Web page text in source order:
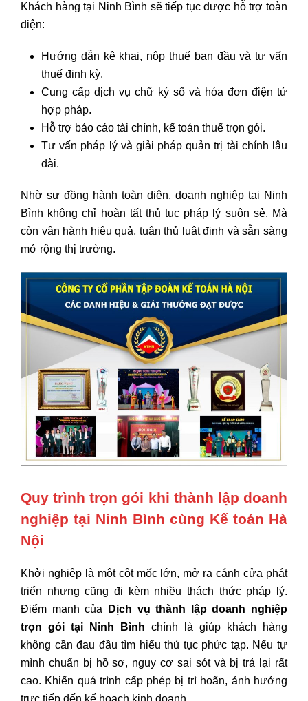
Khách hàng tại Ninh Bình sẽ tiếp tục được hỗ trợ toàn
diện:
Hướng dẫn kê khai, nộp thuế ban đầu và tư vấn
thuế định kỳ.
Cung cấp dịch vụ chữ ký số và hóa đơn điện tử
hợp pháp.
Hỗ trợ báo cáo tài chính, kế toán thuế trọn gói.
Tư vấn pháp lý và giải pháp quản trị tài chính lâu
dài.
Nhờ sự đồng hành toàn diện, doanh nghiệp tại Ninh
Bình không chỉ hoàn tất thủ tục pháp lý suôn sẻ. Mà
còn vận hành hiệu quả, tuân thủ luật định và sẵn sàng
mở rộng thị trường.
Quy trình trọn gói khi thành lập doanh
nghiệp tại Ninh Bình cùng Kế toán Hà
Nội
Khởi nghiệp là một cột mốc lớn, mở ra cánh cửa phát
triển nhưng cũng đi kèm nhiều thách thức pháp lý.
Điểm mạnh của
Dịch vụ thành lập doanh nghiệp
trọn gói tại Ninh Bình chính là giúp khách hàng
không cần đau đầu tìm hiểu thủ tục phức tạp. Nếu tự
mình chuẩn bị hồ sơ, nguy cơ sai sót và bị trả lại rất
cao. Khiến quá trình cấp phép bị trì hoãn, ảnh hưởng
trực tiếp đến kế hoạch kinh doanh.